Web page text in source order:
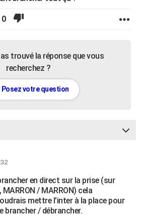
0
trouvé la réponse que vous
recherchez ?
Posez votre question
en direct sur la prise (sur
/ MARRON) cela
mettre l'inter à la place pour
brancher / débrancher.